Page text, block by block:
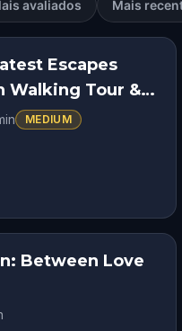
avaliados Mais
HIDDEN HISTORY
Escapes
Walking Tour &
MEDIUM
Between Love